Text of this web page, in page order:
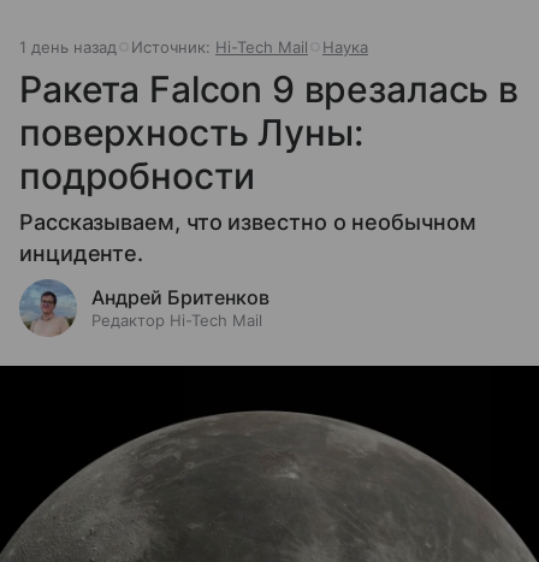
1 день назад Источник: Hi-Tech Mail Наука
Ракета Falcon 9 врезалась в
поверхность Луны:
подробности
Рассказываем, что известно о необычном
инциденте.
Андрей Бритенков
Редактор Hi-Tech Mail